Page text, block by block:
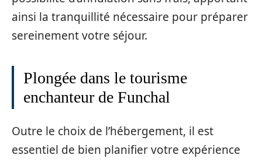
ainsi la tranquillité nécessaire pour préparer
sereinement votre séjour.
Plongée dans le tourisme
enchanteur de Funchal
Outre le choix de l’hébergement, il est
essentiel de bien planifier votre expérience